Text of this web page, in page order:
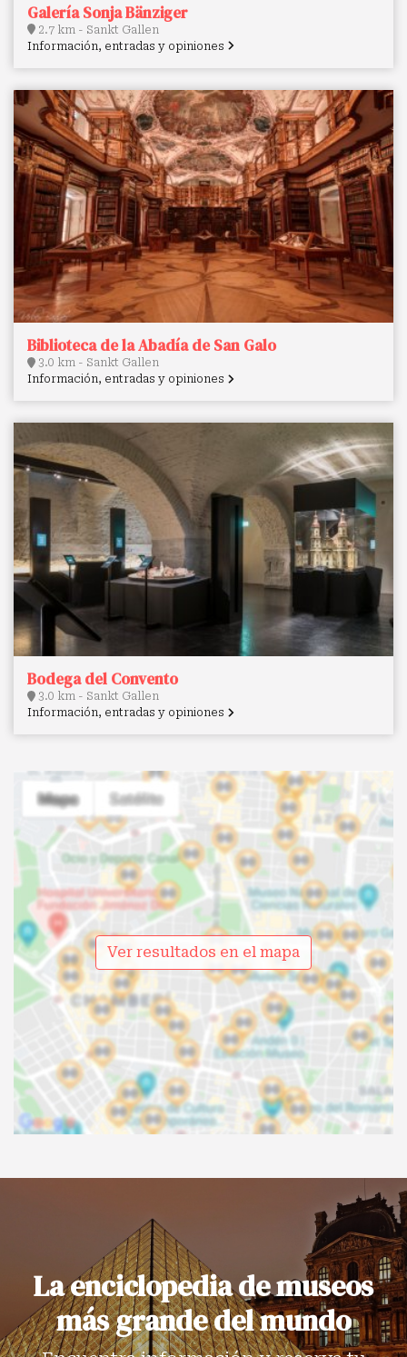
Galería Sonja Bänziger
2.7 km - Sankt Gallen
Información, entradas y opiniones
Biblioteca de la Abadía de San Galo
3.0 km - Sankt Gallen
Información, entradas y opiniones
Bodega del Convento
3.0 km - Sankt Gallen
Información, entradas y opiniones
Ver resultados en el mapa
La enciclopedia de museos
más grande del mundo